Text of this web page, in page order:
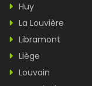
Huy
La Louvière
Libramont
Liège
Louvain